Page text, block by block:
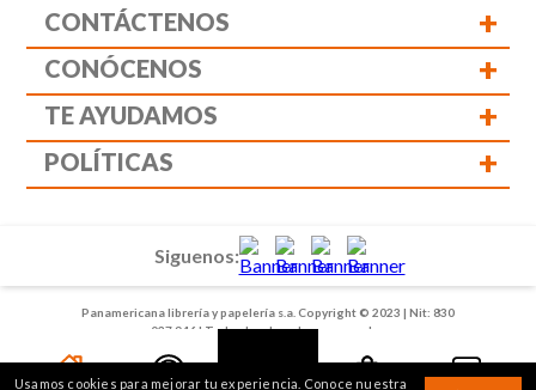
Usamos cookies para mejorar tu experiencia. Conoce nuestra
CONTÁCTENOS +
CONÓCENOS +
TE AYUDAMOS +
POLÍTICAS +
Panamericana librería y papelería s.a. Copyright © 2023 | Nit: 830
037 946 | Todos los derechos reservados
Siguenos: